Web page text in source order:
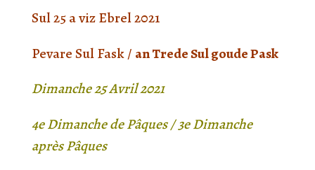
Sul 25 a viz Ebrel 2021
Pevare Sul Fask / an Trede Sul goude Pask
Dimanche 25 Avril 2021
4e Dimanche de Pâques / 3e Dimanche
après Pâques